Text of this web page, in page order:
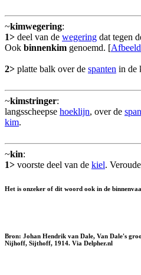
~kimwegering:
1> deel van de wegering dat tegen
Ook binnenkim genoemd. [
2> platte balk over de spanten in de
~kimstringer:
langsscheepse hoeklijn, over de
kim.
~kin:
1> voorste deel van de kiel.
Het is onzeker of dit woord ook in de
Bron: Johan Hendrik van Dale, Van Dale's
Nijhoff, Sijthoff, 1914. Via Delpher.nl